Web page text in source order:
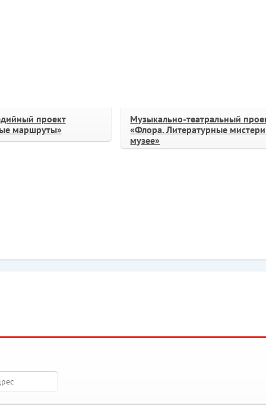
проект
маршруты»
Музыкально-театральный
«Флора. Литературные
музее»